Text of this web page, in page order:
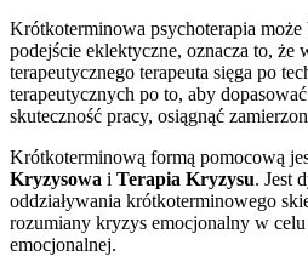
Krótkoterminowa psychoterapia
podejście eklektyczne, oznacza to, że
terapeutycznego terapeuta sięga po
terapeutycznych po to, aby
skuteczność pracy, osiągnąć
Krótkoterminową formą pomocową
Kryzysowa i Terapia Kryzysu. Jest
oddziaływania krótkoterminowego
rozumiany kryzys emocjonalny w
emocjonalnej.